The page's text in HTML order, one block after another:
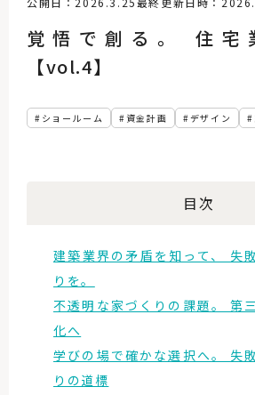
覚悟で創る。 住宅
【vol.4】
ショールーム 資金計画 デザイン
目次
建築業界の矛盾を知って、 失
りを。
不透明な家づくりの課題。 第
化へ
学びの場で確かな選択へ。 失
りの道標